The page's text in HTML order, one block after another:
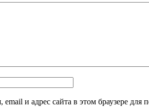
и адрес сайта в этом браузере